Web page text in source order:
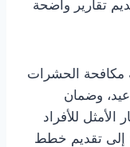
تقارير واضحة
مكافحة الحشرات
وضمان
الأمثل للأفراد
إلى تقديم خطط